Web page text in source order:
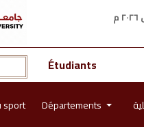
Étudiants
sport Départements